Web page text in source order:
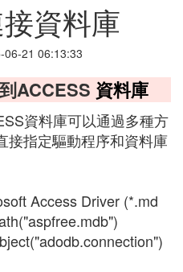
資料庫
06-21 06:13:33
ACCESS 資料庫
資料庫可以通過多種方
接指定驅動程序和資料庫
Access Driver (*.md